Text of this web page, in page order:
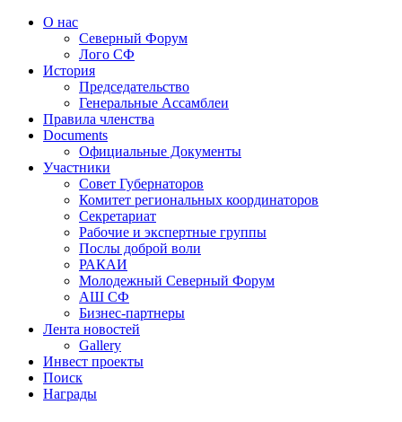
О нас
Северный Форум
Лого СФ
История
Председательство
Генеральные Ассамблеи
Правила членства
Documents
Официальные Документы
Участники
Совет Губернаторов
Комитет региональных координаторов
Секретариат
Рабочие и экспертные группы
Послы доброй воли
РАКАИ
Молодежный Северный Форум
АШ СФ
Бизнес-партнеры
Лента новостей
Gallery
Инвест проекты
Поиск
Награды